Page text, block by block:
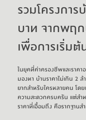
รวมโครงการ
บาท จากพฤ
เพื่อการเริ่ม
ในยุคที่ค่าครองชีพและราค
มองหา บ้านราคาไม่เกิน 2
ยากสำหรับใครหลายคน โดย
ความสะดวกครบครัน แต่ส
ราคาที่เอื้อมถึง คือรากฐาน